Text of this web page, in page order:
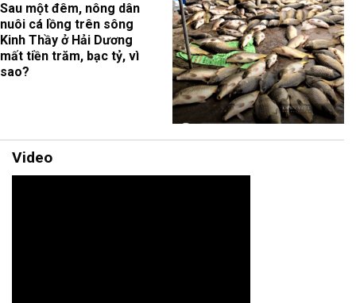
Sau một đêm, nông dân
nuôi cá lồng trên sông
Kinh Thầy ở Hải Dương
mất tiền trăm, bạc tỷ, vì
sao?
Video